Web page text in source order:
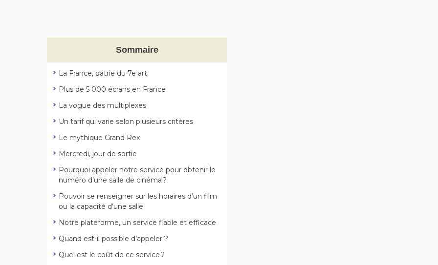
Sommaire
La France, patrie du 7e art
Plus de 5 000 écrans en France
La vogue des multiplexes
Un tarif qui varie selon plusieurs critères
Le mythique Grand Rex
Mercredi, jour de sortie
Pourquoi appeler notre service pour obtenir le
numéro d’une salle de cinéma ?
Pouvoir se renseigner sur les horaires d’un film
ou la capacité d’une salle
Notre plateforme, un service fiable et efficace
Quand est-il possible d’appeler ?
Quel est le coût de ce service ?